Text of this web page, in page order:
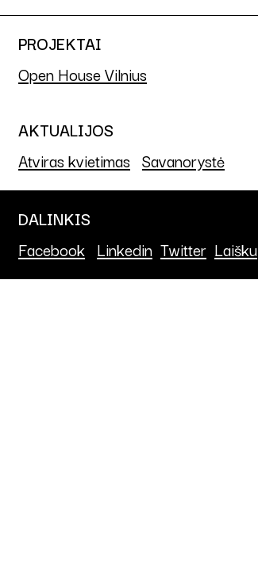
PROJEKTAI
Open House Vilnius
AKTUALIJOS
Atviras kvietimas Savanorystė
DALINKIS
Facebook Linkedin Twitter Laišku